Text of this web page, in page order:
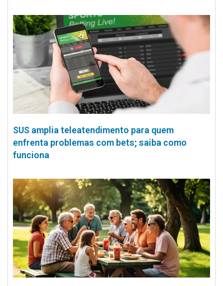
SUS amplia teleatendimento para quem
enfrenta problemas com bets; saiba como
funciona